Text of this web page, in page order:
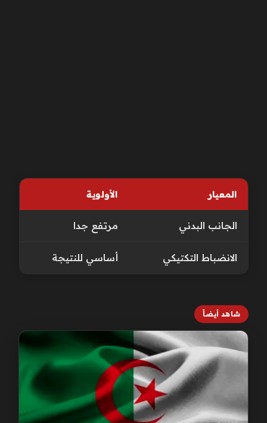
المعيار الأولوية
الجانب البدني مرتفع جدا
الانضباط التكتيكي أساسي للنتيجة
شاهد أيضاً